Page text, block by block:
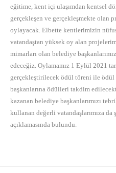
eğitime, kent içi ulaşımdan kentsel
gerçekleşen ve gerçekleşmekte olan
oylayacak. Elbette kentlerimizin
vatandaştan yüksek oy alan
mimarları olan belediye
edeceğiz. Oylamamız 1 Eylül 2021
gerçekleştirilecek ödül töreni ile ödül
başkanlarına ödülleri takdim
kazanan belediye başkanlarımızı
kullanan değerli vatandaşlarımıza da
açıklamasında bulundu.